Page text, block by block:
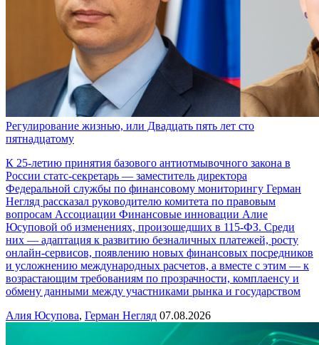
Регулирование жизнью, или Двадцать пять лет сто
пятнадцатому
К 25-летию принятия базового антиотмывочного закона в
России статс-секретарь — заместитель директора
Федеральной службы по финансовому мониторингу Герман
Негляд рассказал руководителю комитета по правовым
вопросам Ассоциации Финансовые инновации Алие
Юсуповой об изменениях, произошедших в 115-ФЗ. Среди
них — адаптация к развитию безналичных платежей, росту
онлайн-сервисов, появлению новых финансовых посредников
и усложнению международных расчетов, а вместе с этим — к
возрастающим требованиям по прозрачности, комплаенсу и
обмену данными между участниками рынка и государством
Алия Юсупова, Герман Негляд 07.08.2026